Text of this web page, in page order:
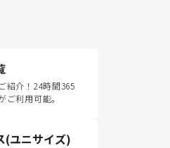
紹介！24時間365
ご利用可能。
(ユニサイズ)